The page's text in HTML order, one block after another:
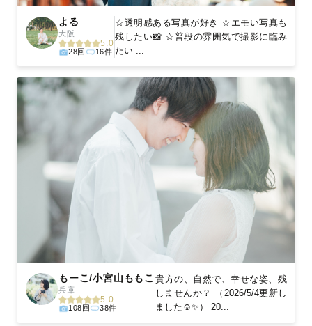
よる
大阪
5.0
28回 16件
☆透明感ある写真が好き ☆エモい写真も
残したい📸 ☆普段の雰囲気で撮影に臨み
たい ...
もーこ/小宮山ももこ
兵庫
5.0
108回 38件
貴方の、自然で、幸せな姿、残
しませんか？ （2026/5/4更新し
ました☺️✨） 20...